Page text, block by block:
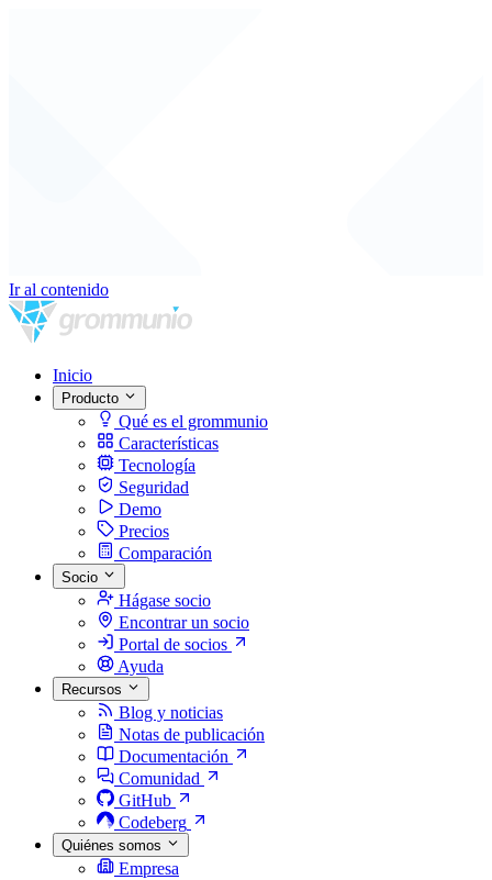
Ir al contenido
Inicio
Producto
Qué es el grommunio
Características
Tecnología
Seguridad
Demo
Precios
Comparación
Socio
Hágase socio
Encontrar un socio
Portal de socios
Ayuda
Recursos
Blog y noticias
Notas de publicación
Documentación
Comunidad
GitHub
Codeberg
Quiénes somos
Empresa